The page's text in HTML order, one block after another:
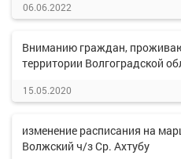
06.06.2022
Вниманию граждан,
территории Волгоградской
15.05.2020
изменение расписания на
Волжский ч/з Ср. Ахтубу